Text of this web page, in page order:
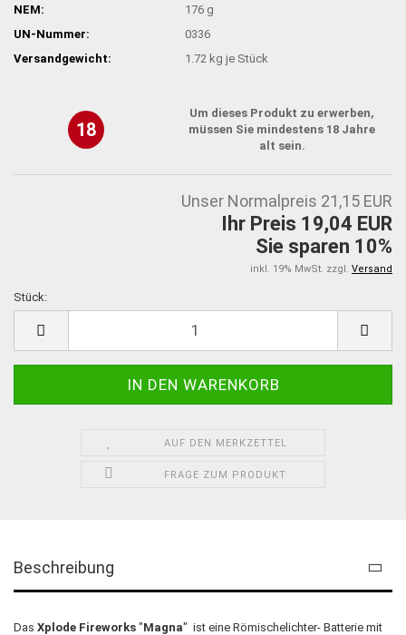
NEM:
176 g
UN-Nummer:
0336
Versandgewicht:
1.72 kg je Stück
18
Um dieses Produkt zu erwerben,
müssen Sie mindestens 18 Jahre
alt sein.
Unser Normalpreis 21,15 EUR
Ihr Preis 19,04 EUR
Sie sparen 10%
inkl. 19% MwSt. zzgl. Versand
Stück:
AUF DEN MERKZETTEL
FRAGE ZUM PRODUKT
Beschreibung
Das Xplode Fireworks "Magna" ist eine Römischelichter- Batterie mit